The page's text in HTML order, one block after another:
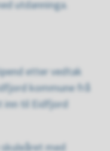
utdanninga.
etter vedtak
kommune frå
inn til Eidfjord
med